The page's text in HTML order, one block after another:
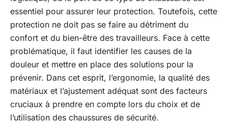
essentiel pour assurer leur protection. Toutefois, cette
protection ne doit pas se faire au détriment du
confort et du bien-être des travailleurs. Face à cette
problématique, il faut identifier les causes de la
douleur et mettre en place des solutions pour la
prévenir. Dans cet esprit, l’ergonomie, la qualité des
matériaux et l’ajustement adéquat sont des facteurs
cruciaux à prendre en compte lors du choix et de
l’utilisation des chaussures de sécurité.